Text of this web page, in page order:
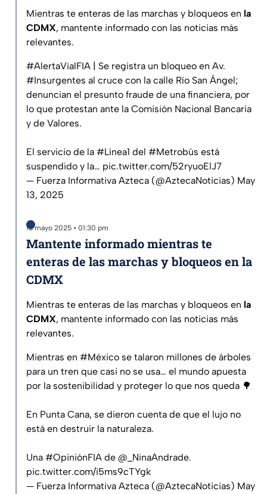
Mientras te enteras de las marchas y bloqueos en la
CDMX, mantente informado con las noticias más
relevantes.
#AlertaVialFIA | Se registra un bloqueo en Av.
#Insurgentes al cruce con la calle Río San Ángel;
denuncian el presunto fraude de una financiera, por
lo que protestan ante la Comisión Nacional Bancaria
y de Valores.
El servicio de la #Línea1 del #Metrobús está
suspendido y la… pic.twitter.com/52ryuoElJ7
— Fuerza Informativa Azteca (@AztecaNoticias) May
13, 2025
13 mayo 2025 • 01:30 pm
Mantente informado mientras te
enteras de las marchas y bloqueos en la
CDMX
Mientras te enteras de las marchas y bloqueos en la
CDMX, mantente informado con las noticias más
relevantes.
Mientras en #México se talaron millones de árboles
para un tren que casi no se usa… el mundo apuesta
por la sostenibilidad y proteger lo que nos queda 🌳
En Punta Cana, se dieron cuenta de que el lujo no
está en destruir la naturaleza.
Una #OpiniónFIA de @_NinaAndrade.
pic.twitter.com/i5ms9cTYgk
— Fuerza Informativa Azteca (@AztecaNoticias) May